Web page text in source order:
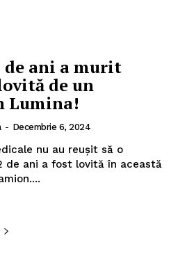
de ani a murit
de un
Lumina!
- Decembrie 6, 2024
nu au reuşit să o